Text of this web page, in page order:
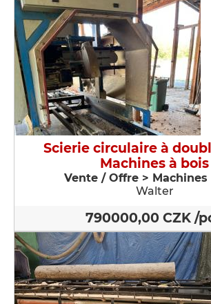
Scierie circulaire à
Machines à bois
Vente / Offre > Machines
Walter
790000,00 CZK /